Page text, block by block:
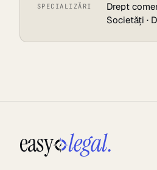
SPECIALIZĂRI
Drept
Societăți ·
easy legal.